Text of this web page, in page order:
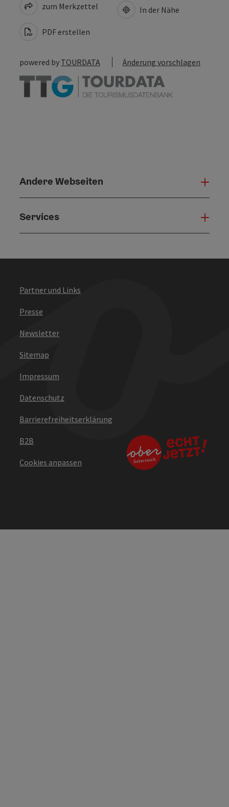
zum Merkzettel
PDF erstellen
In der Nähe
powered by TOURDATA Änderung vorschlagen
Andere Webseiten
Services
Partner und Links
Presse
Newsletter
Sitemap
Impressum
Datenschutz
Barrierefreiheitserklärung
B2B
Cookies anpassen